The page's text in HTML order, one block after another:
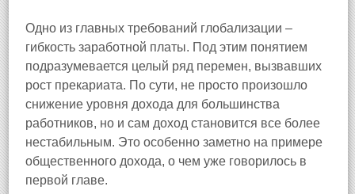
Одно из главных требований глобализации –
гибкость заработной платы. Под этим понятием
подразумевается целый ряд перемен, вызвавших
рост прекариата. По сути, не просто произошло
снижение уровня дохода для большинства
работников, но и сам доход становится все более
нестабильным. Это особенно заметно на примере
общественного дохода, о чем уже говорилось в
первой главе.